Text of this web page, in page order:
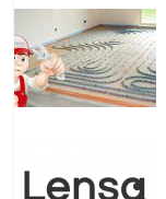
și iluminare LED
February 20, 2026